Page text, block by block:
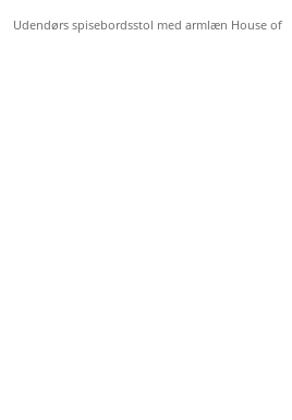
Udendørs spisebordsstol med armlæn House of